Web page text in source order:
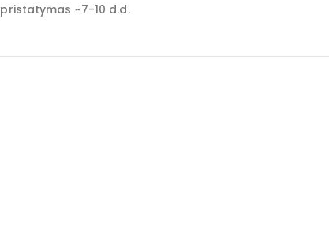
pristatymas ~7-10 d.d.